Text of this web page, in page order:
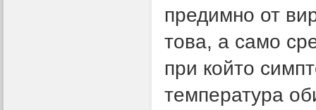
предимно от
това, а само
при който
температура